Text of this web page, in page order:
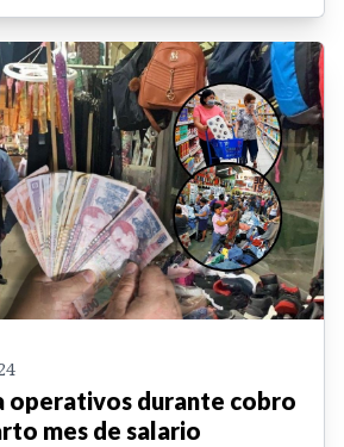
operativos durante cobro
mes de salario